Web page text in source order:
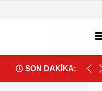
SON DAKİKA: